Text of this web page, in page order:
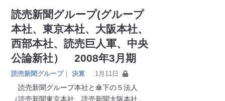
読売新聞グループ(グループ
本社、東京本社、大阪本社、
西部本社、読売巨人軍、中央
公論新社） 2008年3月期
読売新聞グループ｜ 決算 1月11日
読売新聞グループ本社と傘下の５法人
（読売新聞東京本社、読売新聞大阪本社、